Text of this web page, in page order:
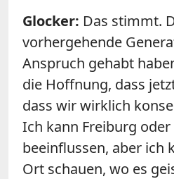
Glocker: Das stimmt.
vorhergehende
Anspruch gehabt
die Hoffnung, dass
dass wir wirklich
Ich kann Freiburg
beeinflussen, aber ich
Ort schauen, wo es